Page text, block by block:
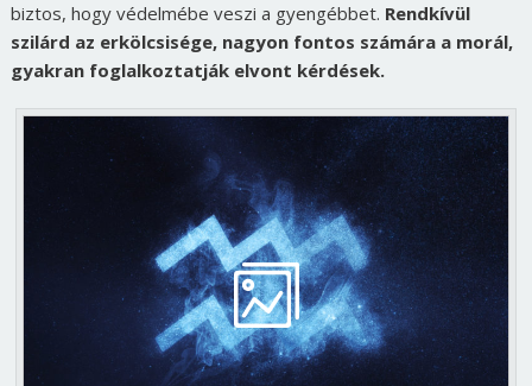
biztos, hogy védelmébe veszi a gyengébbet. Rendkívül
szilárd az erkölcsisége, nagyon fontos számára a morál,
gyakran foglalkoztatják elvont kérdések.